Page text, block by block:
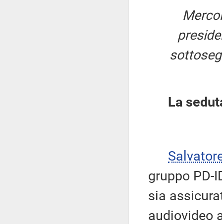
La
gruppo PD-
sia
audiovideo